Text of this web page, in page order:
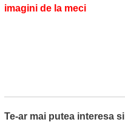
imagini de la meci
Te-ar mai putea interesa